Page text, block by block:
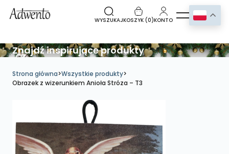
WYSZUKAJKOSZYK (0)KONTO
Znajdź inspirujące produkty
Strona główna>Wszystkie produkty>
Obrazek z wizerunkiem Anioła Stróza – T3